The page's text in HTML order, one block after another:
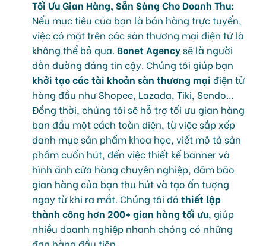
Tối Ưu Gian Hàng, Sẵn Sàng Cho Doanh Thu:
Nếu mục tiêu của bạn là bán hàng trực tuyến,
việc có mặt trên các sàn thương mại điện tử là
không thể bỏ qua. Bonet Agencysẽ là người
dẫn đường đáng tin cậy. Chúng tôi giúp bạn
khởi tạo các tài khoản sàn thương mại điện tử
hàng đầu như Shopee, Lazada, Tiki, Sendo…
Đồng thời, chúng tôi sẽ hỗ trợ tối ưu gian hàng
ban đầu một cách toàn diện, từ việc sắp xếp
danh mục sản phẩm khoa học, viết mô tả sản
phẩm cuốn hút, đến việc thiết kế banner và
hình ảnh cửa hàng chuyên nghiệp, đảm bảo
gian hàng của bạn thu hút và tạo ấn tượng
ngay từ khi ra mắt. Chúng tôi đã thiết lập
thành công hơn 200+ gian hàng tối ưu, giúp
nhiều doanh nghiệp nhanh chóng có những